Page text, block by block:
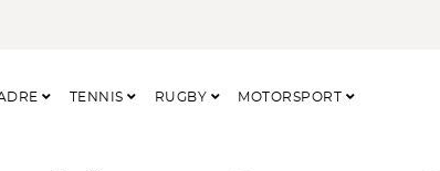
TENNIS RUGBY MOTORSPORT